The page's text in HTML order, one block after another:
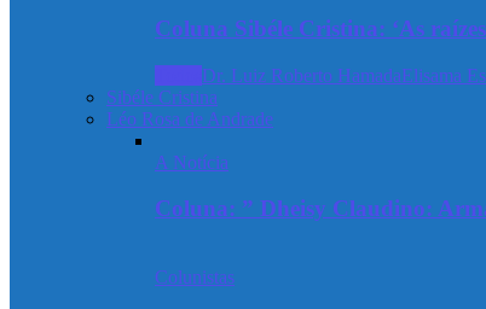
Coluna Sibéle Cristina: ‘As
Dr. Luiz Roberto HamadaElisama
Sibéle Cristina
Léo Rosa de Andrade
A Notícia
Coluna: ” Dheisy Claudino:
Colunistas